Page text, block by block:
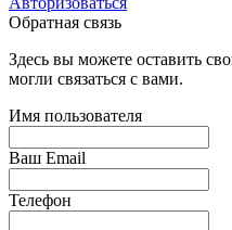
Обратная связь
Здесь вы можете оставить
могли связаться с вами.
Имя пользователя
Ваш Email
Телефон